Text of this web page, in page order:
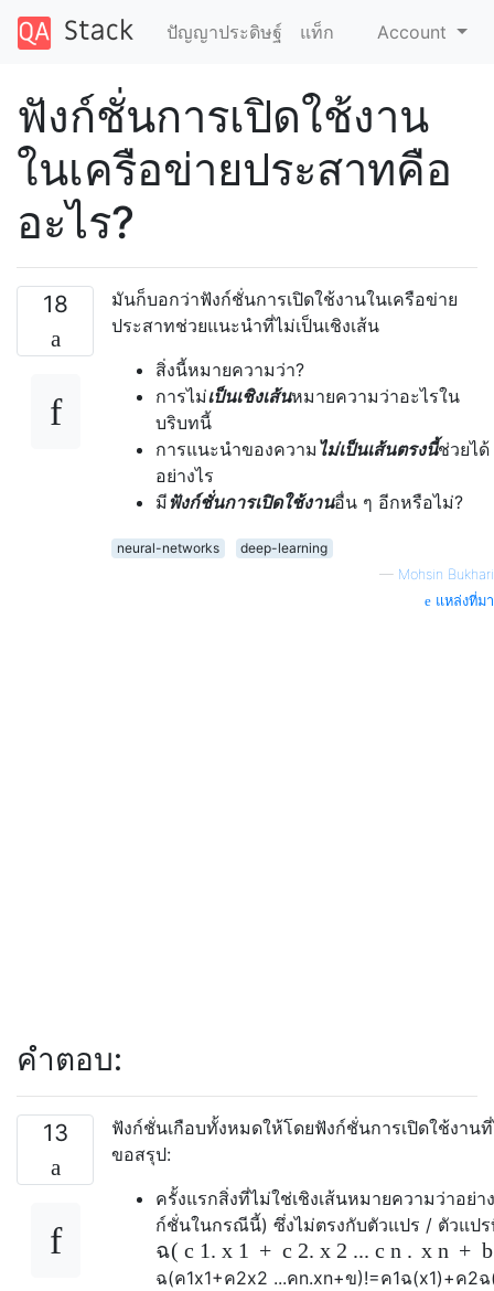
ปัญญาประดิษฐ์ แท็ก Account
ฟังก์ชั่นการเปิดใช้งาน
ในเครือข่ายประสาทคือ
อะไร?
18
มันก็บอกว่าฟังก์ชั่นการเปิดใช้งานในเครือข่าย
ประสาทช่วยแนะนำที่ไม่เป็นเชิงเส้น
สิ่งนี้หมายความว่า?
การไม่เป็นเชิงเส้นหมายความว่าอะไรใน
บริบทนี้
การแนะนำของความ ไม่เป็นเส้นตรงนี้ช่วยได้
อย่างไร
มีฟังก์ชั่นการเปิดใช้งานอื่น ๆ อีกหรือไม่?
neural-networks
deep-learning
— Mohsin Bukhari
แหล่งที่มา
คำตอบ:
13
ฟังก์ชั่นเกือบทั้งหมดให้โดยฟังก์ชั่นการเปิดใช้งาน
ขอสรุป:
ครั้งแรกสิ่งที่ไม่ใช่เชิงเส้นหมายความว่าอย่
ก์ชั่นในกรณีนี้) ซึ่งไม่ตรงกับตัวแปร / ตัวแป
ฉ(c 1.x 1 + c 2. x 2 ... c n . x n +
ฉ(ค1x1+ค2x2 ...คn.xn+ข)!=ค1ฉ(x1)+ค2ฉ